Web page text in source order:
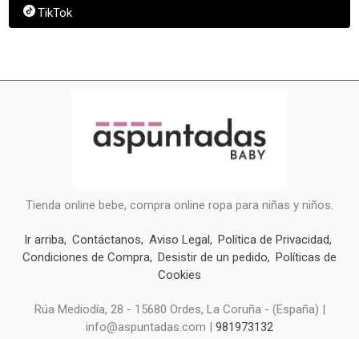
TikTok
Tienda online bebe, compra online ropa para niñas y niños.
Ir arriba Contáctanos Aviso Legal
Política de Privacidad
Condiciones de Compra Desistir de un pedido
Políticas de
Cookies
Rúa Mediodía, 28 - 15680 Ordes, La Coruña - (España) |
info@aspuntadas.com | 981973132